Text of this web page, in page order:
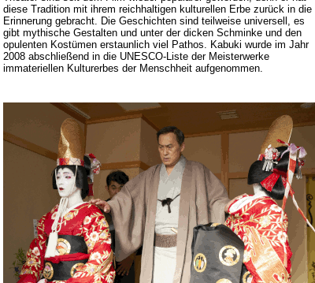
diese Tradition mit ihrem reichhaltigen kulturellen Erbe zurück in die
Erinnerung gebracht. Die Geschichten sind teilweise universell, es
gibt mythische Gestalten und unter der dicken Schminke und den
opulenten Kostümen erstaunlich viel Pathos. Kabuki wurde im Jahr
2008 abschließend in die UNESCO-Liste der Meisterwerke
immateriellen Kulturerbes der Menschheit aufgenommen.